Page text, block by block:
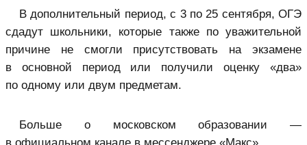
В дополнительный период, с 3 по 25 сентября, ОГЭ
сдадут школьники, которые также по уважительной
причине не смогли присутствовать на экзамене
в основной период или получили оценку «два»
по одному или двум предметам.
Больше о московском образовании —
в официальном канале в мессенджере «Макс».